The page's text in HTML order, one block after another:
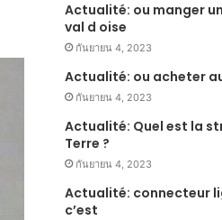
Actualité: ou manger
val d oise
กันยายน 4, 2023
Actualité: ou acheter
กันยายน 4, 2023
Actualité: Quel est la
Terre ?
กันยายน 4, 2023
Actualité: connecteur
c’est